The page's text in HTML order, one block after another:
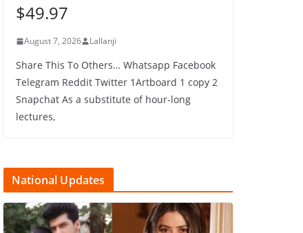
$49.97
August 7, 2026 Lallanji
Share This To Others… Whatsapp Facebook
Telegram Reddit Twitter 1Artboard 1 copy 2
Snapchat As a substitute of hour-long
lectures,
National Updates